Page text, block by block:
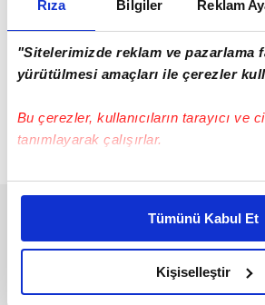
Rıza Bilgiler Reklam
"Sitelerimizde reklam ve pazarlama
yürütülmesi amaçları ile çerezler
Bu çerezler, kullanıcıların tarayıcı ve
tanımlayarak çalışırlar.
Bu çerezlere izin vermeniz halinde
daha iyi reklam deneyimi yaşatabiliriz.
amacımızın size daha iyi bir reklam
olduğunu ve sizlere en iyi içerikleri
elimizden gelen çabayı gösterdiğimizi
Tümünü Kabul Et
Kişiselleştir